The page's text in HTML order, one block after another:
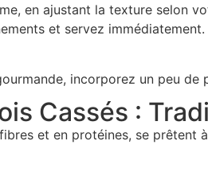
en ajustant la texture selon
et servez immédiatement.
incorporez un peu de
Cassés :
et en protéines, se prêtent